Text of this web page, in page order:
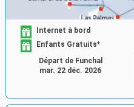
Internet à bord
Enfants Gratuits*
Départ de Funchal
mar. 22 déc. 2026